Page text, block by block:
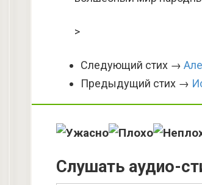
>
Следующий стих →
Предыдущий стих →
Слушать аудио-